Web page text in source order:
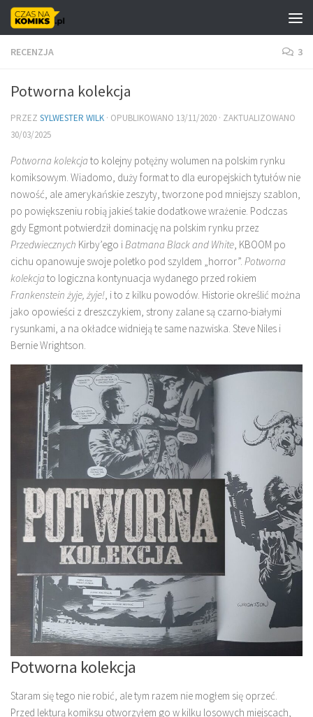
Skip to content
RECENZJA 3
Potworna kolekcja
PRZEZ SYLWESTER WILK · OPUBLIKOWANO 13/11/2020 · ZAKTUALIZOWANO
30/03/2025
Potworna kolekcjato kolejny potężny wolumen na polskim rynku
komiksowym. Wiadomo, duży format to dla europejskich tytułów nie
nowość, ale amerykańskie zeszyty, tworzone pod mniejszy szablon,
po powiększeniu robią jakieś takie dodatkowe wrażenie. Podczas
gdy Egmont potwierdził dominację na polskim rynku przez
Przedwiecznych Kirby’ego iBatmana Black and White, KBOOM po
cichu opanowuje swoje poletko pod szyldem „horror”. Potworna
kolekcjato logiczna kontynuacja wydanego przed rokiem
Frankenstein żyje, żyje!, i to z kilku powodów. Historie określić można
jako opowieści z dreszczykiem, strony zalane są czarno-białymi
rysunkami, a na okładce widnieją te same nazwiska. Steve Niles i
Bernie Wrightson.
Potworna kolekcja
Staram się tego nie robić, ale tym razem nie mogłem się oprzeć.
Przed lekturą komiksu otworzyłem go w kilku losowych miejscach,